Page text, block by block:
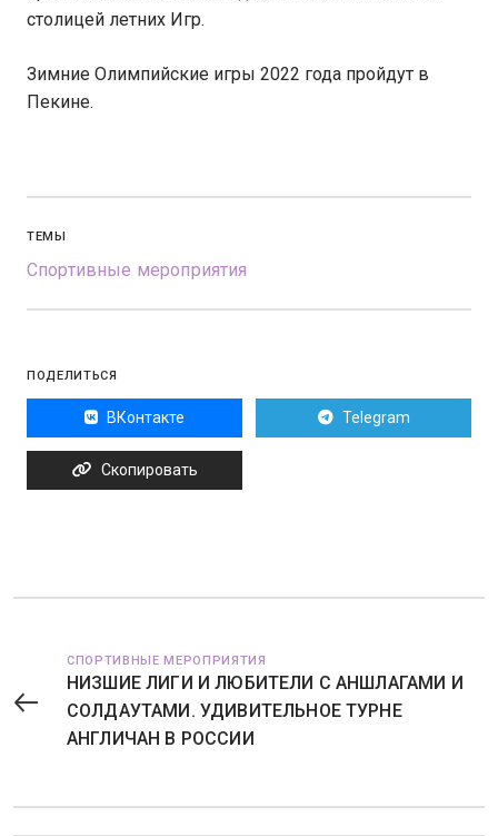
столицей летних Игр.
Зимние Олимпийские игры 2022 года пройдут в
Пекине.
ТЕМЫ
Спортивные мероприятия
ПОДЕЛИТЬСЯ
ВКонтакте Telegram
Скопировать
СПОРТИВНЫЕ МЕРОПРИЯТИЯ
НИЗШИЕ ЛИГИ И ЛЮБИТЕЛИ С АНШЛАГАМИ И
СОЛДАУТАМИ. УДИВИТЕЛЬНОЕ ТУРНЕ
АНГЛИЧАН В РОССИИ